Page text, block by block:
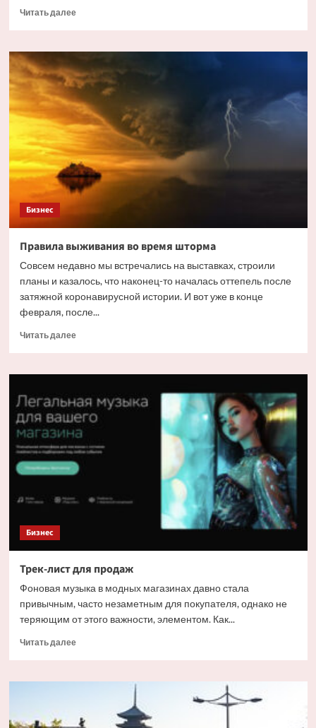
Читать далееПрочитать
Статус
Маска
как
первого
в
истории
триллионера
под
сомнение
Бизнес
Правила выживания во время шторма
Совсем недавно мы встречались на выставках, строили
планы и казалось, что наконец-то началась оттепель после
затяжной коронавирусной истории. И вот уже в конце
февраля, после...
Читать далееПрочитать
Правила
во
время
шторма
Бизнес
Трек-лист для продаж
Фоновая музыка в модных магазинах давно стала
привычным, часто незаметным для покупателя, однако не
теряющим от этого важности, элементом. Как...
Читать далееПрочитать
Трек-
продаж